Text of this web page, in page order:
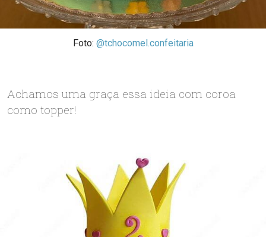
Foto: @tchocomel.confeitaria
Achamos uma graça essa ideia com coroa
como topper!